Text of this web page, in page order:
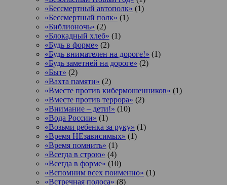
«Бессмертный автополк» (1)
«Бессмертный полк» (1)
«Библионочь» (2)
«Блокадный хлеб» (1)
«Будь в форме» (2)
«Будь внимателен на дороге!» (1)
«Будь заметней на дороге» (2)
«Быт» (2)
«Вахта памяти» (2)
«Вместе против кибермошенников» (1)
«Вместе против террора» (2)
«Внимание – дети!» (10)
«Вода России» (1)
«Возьми ребенка за руку» (1)
«Время НЕзависимых» (1)
«Время помнить» (1)
«Всегда в строю» (4)
«Всегда в форме» (10)
«Вспомним всех поименно» (1)
«Встречная полоса» (8)